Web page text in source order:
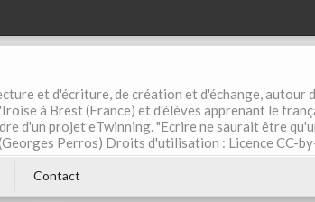
et d'écriture, de création et d'échange,
à Brest (France) et d'élèves apprenant le
d'un projet eTwinning. "Ecrire ne saurait être
Perros) Droits d'utilisation : Licence CC-
Contact